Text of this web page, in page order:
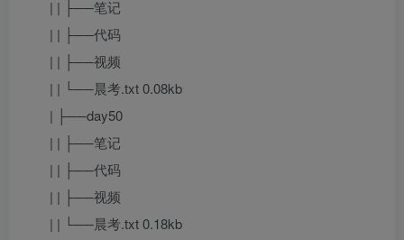
| | ├──笔记
| | ├──代码
| | ├──视频
| | └──晨考.txt 0.08kb
| ├──day50
| | ├──笔记
| | ├──代码
| | ├──视频
| | └──晨考.txt 0.18kb